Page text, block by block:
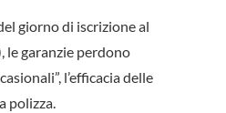
giorno di iscrizione al
le garanzie perdono
l’efficacia delle
polizza.